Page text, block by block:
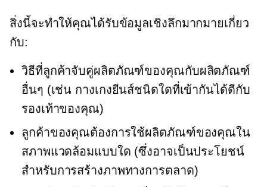
สิ่งนี้จะทำให้คุณได้รับข้อมูลเชิงลึกมากมายเกี่ยว
กับ:
วิธีที่ลูกค้าจับคู่ผลิตภัณฑ์ของคุณกับผลิตภัณฑ์
อื่นๆ (เช่น กางเกงยีนส์ชนิดใดที่เข้ากันได้ดีกับ
รองเท้าของคุณ)
ลูกค้าของคุณต้องการใช้ผลิตภัณฑ์ของคุณใน
สภาพแวดล้อมแบบใด (ซึ่งอาจเป็นประโยชน์
สำหรับการสร้างภาพทางการตลาด)